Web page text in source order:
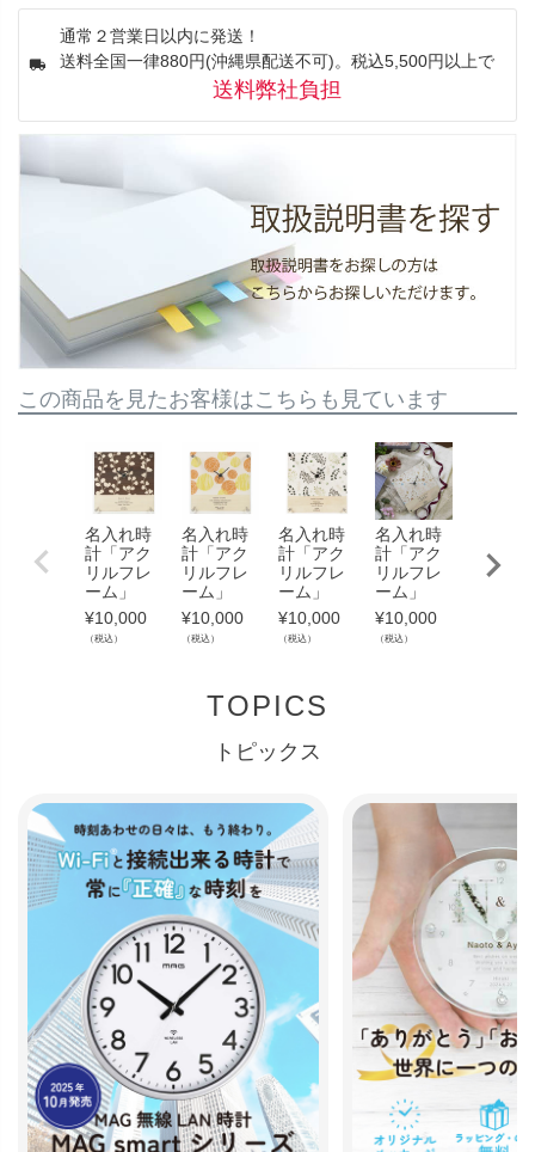
通常２営業日以内に発送！
送料全国一律880円(沖縄県配送不可)。税込5,500円以上で
送料弊社負担
この商品を見たお客様はこちらも見ています
名入れ時
計「アク
リルフレ
ーム」
¥10,000
（税込）
名入れ時
計「アク
リルフレ
ーム」
¥10,000
（税込）
名入れ時
計「アク
リルフレ
ーム」
¥10,000
（税込）
名入れ時
計「アク
リルフレ
ーム」
¥10,000
（税込）
計「ア
リルフ
TOPICS
トピックス